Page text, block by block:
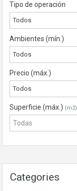
Tipo de operación
Todos
Ambientes (mín.)
Todos
Precio (máx.)
Todos
Superficie (máx.) (m2)
Categories